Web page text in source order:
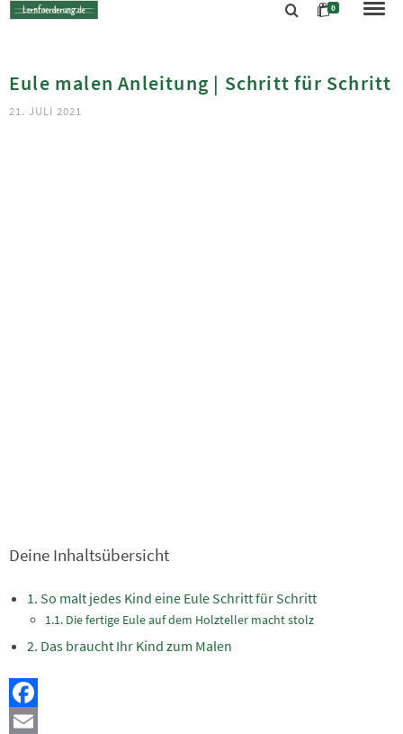
0
Eule malen Anleitung | Schritt für Schritt
21. JULI 2021
Deine Inhaltsübersicht
So malt jedes Kind eine Eule Schritt für Schritt
Die fertige Eule auf dem Holzteller macht stolz
Das braucht Ihr Kind zum Malen
Facebook